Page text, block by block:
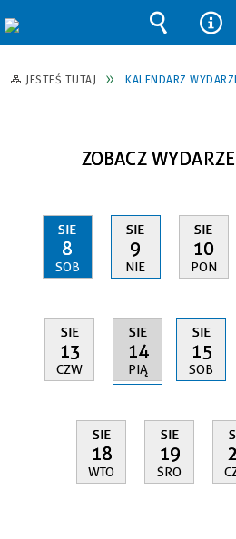
JESTEŚ TUTAJ KALENDARZ
ZOBACZ
SIE
8
SOB
SIE
9
NIE
SIE
10
PON
SIE
13
CZW
SIE
14
PIĄ
SIE
15
SOB
SIE
18
WTO
SIE
19
ŚRO